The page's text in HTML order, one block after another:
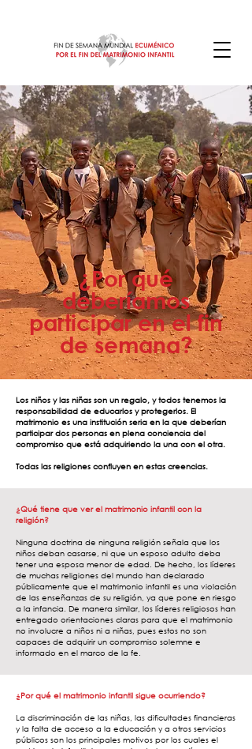
¿Por qué
deberíamos
participar en el fin
de semana?
Los niños y las niñas son un regalo, y todos tenemos la
responsabilidad de educarlos y protegerlos. El
matrimonio es una institución seria en la que deberían
participar dos personas en plena conciencia del
compromiso que está adquiriendo la una con el otra.
Todas las religiones confluyen en estas creencias.
¿Qué tiene que ver el matrimonio infantil con la
religión?
Ninguna doctrina de ninguna religión señala que los
niños deban casarse, ni que un esposo adulto deba
tener una esposa menor de edad. De hecho, los líderes
de muchas religiones del mundo han declarado
públicamente que el matrimonio infantil es una violación
de las enseñanzas de su religión, ya que pone en riesgo
a la infancia. De manera similar, los líderes religiosos han
entregado orientaciones claras para que el matrimonio
no involucre a niños ni a niñas, pues estos no son
capaces de adquirir un compromiso solemne e
informado en el marco de la fe.
¿Por qué el matrimonio infantil sigue ocurriendo?
La discriminación de las niñas, las dificultades financieras
y la falta de acceso a la educación y a otros servicios
públicos son los principales motivos por los cuales el